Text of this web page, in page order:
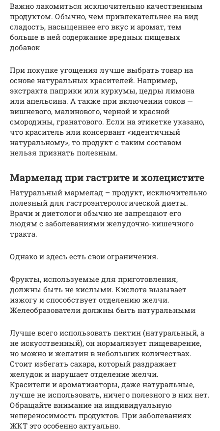
Важно лакомиться исключительно качественным
продуктом. Обычно, чем привлекательнее на вид
сладость, насыщеннее его вкус и аромат, тем
больше в ней содержание вредных пищевых
добавок
При покупке угощения лучше выбрать товар на
основе натуральных красителей. Например,
экстракта паприки или куркумы, цедры лимона
или апельсина. А также при включении соков —
вишневого, малинового, черной и красной
смородины, гранатового. Если на этикетке указано,
что краситель или консервант «идентичный
натуральному», то продукт с таким составом
нельзя признать полезным.
Мармелад при гастрите и холецистите
Натуральный мармелад – продукт, исключительно
полезный для гастроэнтерологической диеты.
Врачи и диетологи обычно не запрещают его
людям с заболеваниями желудочно-кишечного
тракта.
Однако и здесь есть свои ограничения.
Фрукты, используемые для приготовления,
должны быть не кислыми. Кислота вызывает
изжогу и способствует отделению желчи.
Желеобразователи должны быть натуральными
Лучше всего использовать пектин (натуральный, а
не искусственный), он нормализует пищеварение,
но можно и желатин в небольших количествах.
Стоит избегать сахара, который раздражает
желудок и нарушает отделение желчи.
Красители и ароматизаторы, даже натуральные,
лучше не использовать, ничего полезного в них нет.
Обращайте внимание на индивидуальную
непереносимость продуктов. При заболеваниях
ЖКТ это особенно актуально.